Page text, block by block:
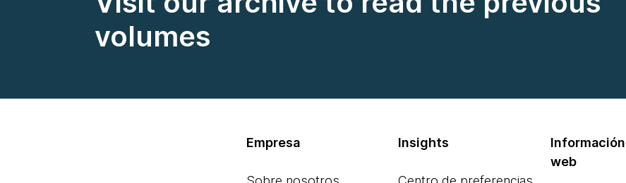
volumes
Empresa Insights
web